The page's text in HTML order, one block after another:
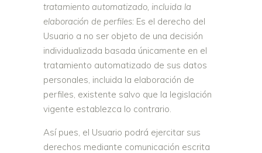
tratamiento automatizado, incluida la
elaboración de perfiles: Es el derecho del
Usuario a no ser objeto de una decisión
individualizada basada únicamente en el
tratamiento automatizado de sus datos
personales, incluida la elaboración de
perfiles, existente salvo que la legislación
vigente establezca lo contrario.
Así pues, el Usuario podrá ejercitar sus
derechos mediante comunicación escrita